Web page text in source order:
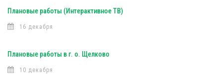
Плановые работы (Интерактивное ТВ)
16 декабря
Плановые работы в г. о. Щелково
10 декабря